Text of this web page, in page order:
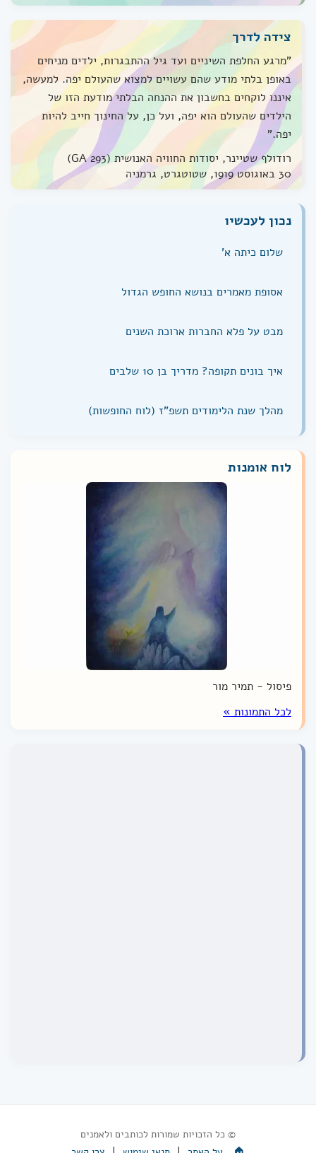
צידה לדרך
"מרגע החלפת השיניים ועד גיל ההתבגרות, ילדים מניחים
באופן בלתי מודע שהם עשויים למצוא שהעולם יפה. למעשה,
איננו לוקחים בחשבון את ההנחה הבלתי מודעת הזו של
הילדים שהעולם הוא יפה, ועל כן, על החינוך חייב להיות
יפה."
רודולף שטיינר, יסודות החוויה האנושית (GA 293)
30 באוגוסט 1919, שטוטגרט, גרמניה
נכון לעכשיו
שלום כיתה א'
אסופת מאמרים בנושא החופש הגדול
מבט על פלא החברות ארוכת השנים
איך בונים תקופה? מדריך בן 10 שלבים
מהלך שנת הלימודים תשפ"ז (לוח החופשות)
לוח אומנות
פיסול - תמיר מור
לכל התמונות »
© כל הזכויות שמורות לכותבים ולאמנים